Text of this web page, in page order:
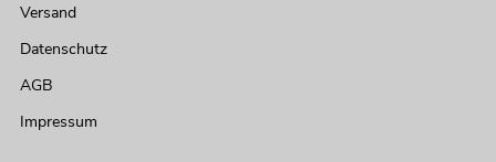
Versand
Datenschutz
AGB
Impressum